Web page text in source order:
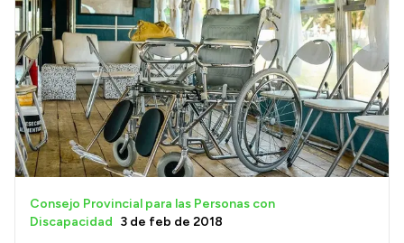
Consejo Provincial para las Personas con
Discapacidad 3 de feb de 2018